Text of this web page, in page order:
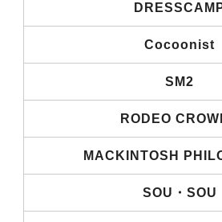
Cocoonist
SM2
RODEO
MACKINTOSH
SOU・SOU